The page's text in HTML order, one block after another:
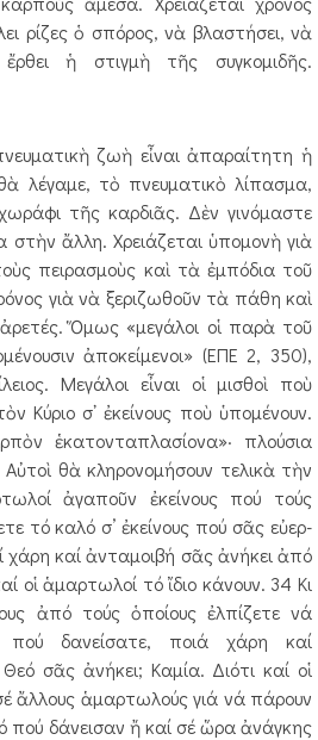
ρίζες ὁ σπόρος, νὰ βλαστήσει, νὰ
ἡ στιγμὴ τῆς συγ­κομιδῆς.
ζωὴ εἶναι ἀπαραίτητη ἡ
λέγαμε, τὸ πνευματικὸ λίπασμα,
τῆς καρδιᾶς. Δὲν γινόμαστε
στὴν ἄλλη. Χρειάζεται ὑπομονὴ γιὰ
πειρασμοὺς καὶ τὰ ἐμπόδια τοῦ
γιὰ νὰ ξεριζωθοῦν τὰ πάθη καὶ
Ὅμως «μεγάλοι οἱ παρὰ τοῦ
ἀποκείμενοι» (ΕΠΕ 2, 350),
Μεγάλοι εἶναι οἱ μισθοὶ ποὺ
Κύριο σ᾿ ἐκείνους ποὺ ὑπομένουν.
ἑκατον­ταπλασίονα»· πλούσια
Αὐτοὶ θὰ κληρονομήσουν τελικὰ τὴν
ἀγαποῦν ἐκείνους πού τούς
τό καλό σ’ ἐκείνους πού σᾶς εὐ­ερ­
χάρη καί ἀνταμοιβή σᾶς ἀνήκει ἀπό
οἱ ἁμαρτωλοί τό ἴδιο κάνουν. 34 Κι
ἀπό τούς ὁποίους ἐλπίζετε νά
δανείσατε, ποιά χάρη καί
σᾶς ἀνήκει; Καμία. Διότι καί οἱ
ἄλλους ἁμαρτωλούς γιά νά πάρουν
πού δάνεισαν ἤ καί σέ ὥρα ἀνάγκης